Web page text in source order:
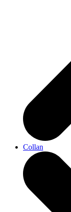
Collan